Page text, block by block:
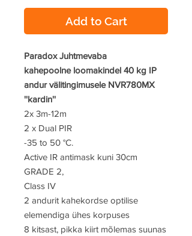
Add to Cart
Paradox Juhtmevaba
kahepoolne loomakindel 40 kg IP
andur välitingimusele NVR780MX
''kardin''
2x 3m-12m
2 x Dual PIR
-35 to 50 °C.
Active IR antimask kuni 30cm
GRADE 2,
Class IV
2 andurit kahekordse optilise
elemendiga ühes korpuses
8 kitsast, pikka kiirt mõlemas suunas